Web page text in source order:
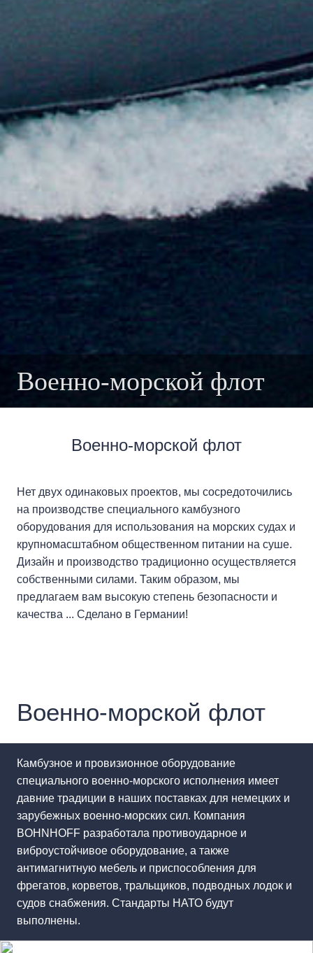
Военно-морской флот
Нет двух одинаковых проектов, мы сосредоточились
на производстве специального камбузного
оборудования для использования на морских судах и
крупномасштабном общественном питании на суше.
Дизайн и производство традиционно осуществляется
собственными силами. Таким образом, мы
предлагаем вам высокую степень безопасности и
качества ... Сделано в Германии!
Военно-морской флот
Военно-морской флот
Камбузное и провизионное оборудование
специального военно-морского исполнения имеет
давние традиции в наших поставках для немецких и
зарубежных военно-морских сил. Компания
BOHNHOFF разработала противоударное и
виброустойчивое оборудование, а также
антимагнитную мебель и приспособления для
фрегатов, корветов, тральщиков, подводных лодок и
судов снабжения. Стандарты НАТО будут
выполнены.